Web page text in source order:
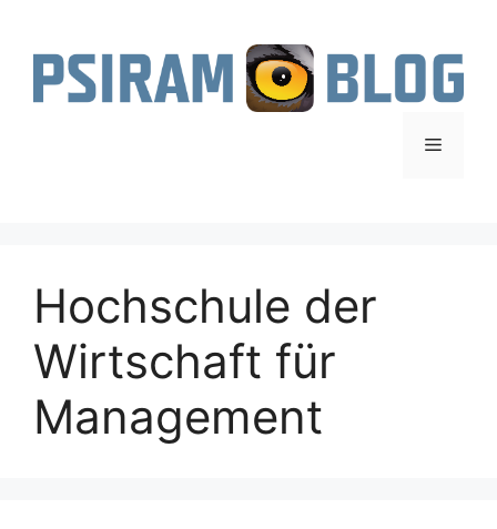
springen
Menü
Hochschule der
Wirtschaft für
Management